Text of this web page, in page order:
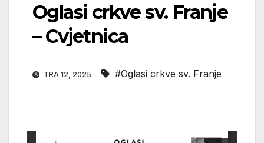
Oglasi crkve sv. Franje
– Cvjetnica
TRA 12, 2025 #Oglasi crkve sv. Franje